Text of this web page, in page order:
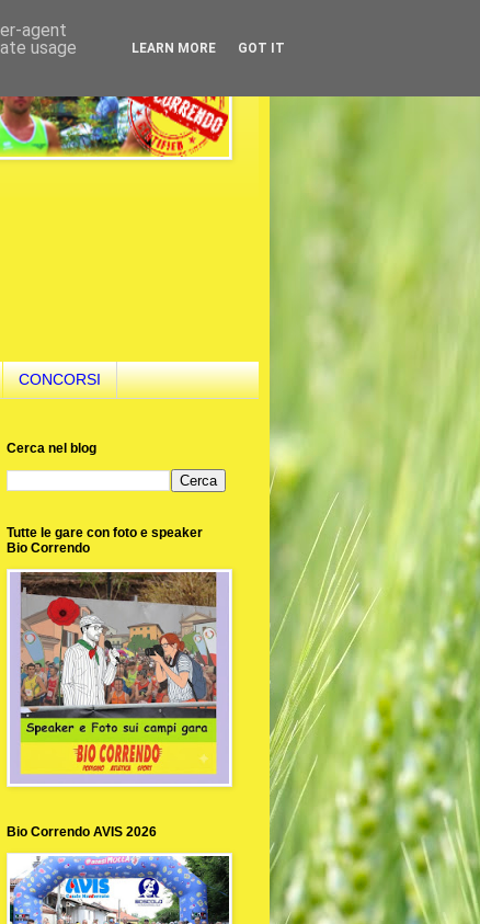
CONCORSI
Cerca nel blog
Tutte le gare con foto e speaker
Bio Correndo
Bio Correndo AVIS 2026
agent
usage
LEARN MORE GOT IT